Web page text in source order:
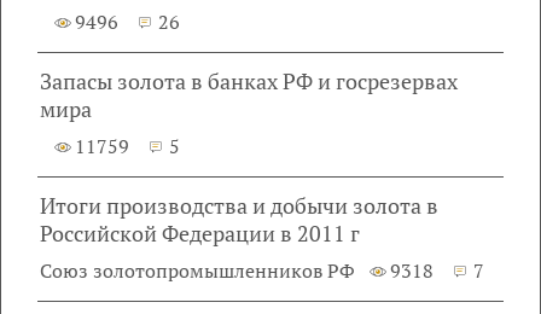
9496 26
Запасы золота в банках РФ и госрезервах
мира
11759 5
Итоги производства и добычи золота в
Российской Федерации в 2011 г
Союз золотопромышленников РФ 9318 7